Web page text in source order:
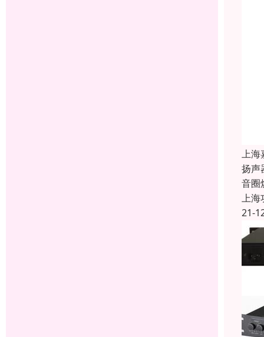
上海
扬声
音圈
上海
21-